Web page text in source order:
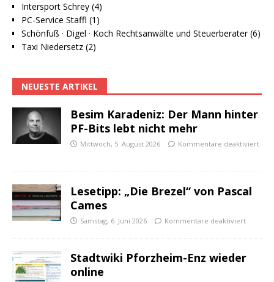
Intersport Schrey (4)
PC-Service Staffl (1)
Schönfuß · Digel · Koch Rechtsanwälte und Steuerberater (6)
Taxi Niedersetz (2)
NEUESTE ARTIKEL
Besim Karadeniz: Der Mann hinter
PF-Bits lebt nicht mehr
Mittwoch, 5. August 2026 Kommentare deaktiviert
Lesetipp: „Die Brezel“ von Pascal
Cames
Samstag, 6. Juni 2026 Kommentare deaktiviert
Stadtwiki Pforzheim-Enz wieder
online